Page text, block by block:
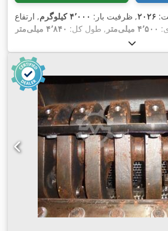
۲۰۲۶, ظرفیت بار: ۴٬۰۰۰ کیلوگرم
, ارتفاع
۴٬۵۰۰ میلی‌متر , طول کل: ۴٬۸۴۰ میلی‌متر